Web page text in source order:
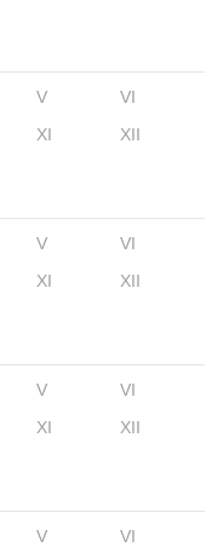
V
VI
XI XII
V
VI
XI XII
V
VI
XI XII
V
VI